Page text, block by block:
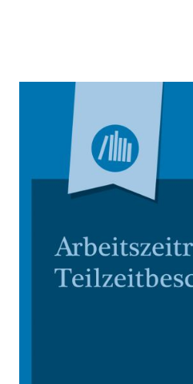
Arbeitszeitrecht für
Teilzeitbeschäftigte
Zur Wunschliste
Drs Monika Jobst Lisa
Verlag: ÖGB-Verlag